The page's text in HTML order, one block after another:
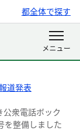
都全体で探す
道発表
衆電話ボック
を整備しました